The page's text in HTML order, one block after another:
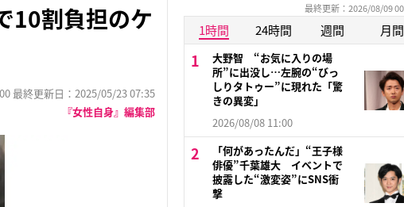
10割負担のケ
最終更新日：2025/05/23 07:35
『女性自身』編集部
最終更新：2026/08/09
1時間 24時間 週間 月間
大野智 “お気に入りの場
所”に出没し…左腕の“びっ
しりタトゥー”に現れた「驚
きの異変」
2026/08/08 11:00
「何があったんだ」“王子様
俳優”千葉雄大 イベントで
披露した“激変姿”にSNS衝
撃